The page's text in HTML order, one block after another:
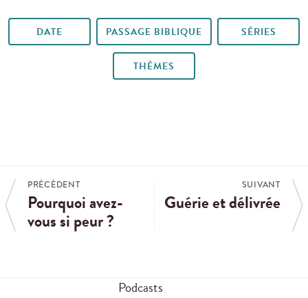
DATE PASSAGE BIBLIQUE SÉRIES
THÈMES
PRÉCÉDENT
Pourquoi avez-
vous si peur ?
SUIVANT
Guérie et délivrée
Podcasts